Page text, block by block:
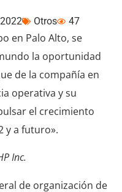
Otros 47
en Palo Alto, se
la oportunidad
de la compañía en
operativa y su
el crecimiento
y a futuro».
Inc.
de organización de